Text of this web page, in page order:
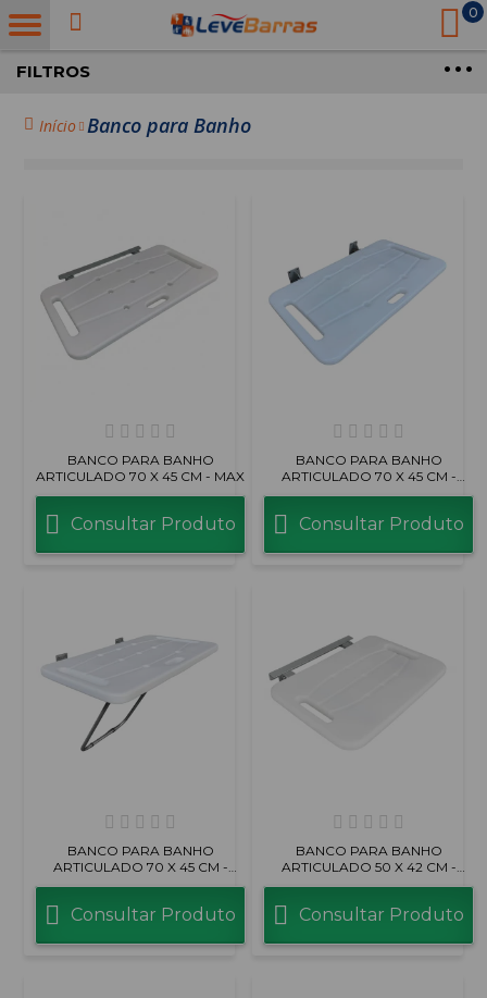
0
Início Banco para Banho
FILTROS
BANCO PARA BANHO
ARTICULADO 70 X 45 CM - MAX
Consultar Produto
BANCO PARA BANHO
ARTICULADO 70 X 45 CM -
PRIME
Consultar Produto
BANCO PARA BANHO
ARTICULADO 70 X 45 CM -
PRIME COM PÉ
Consultar Produto
BANCO PARA BANHO
ARTICULADO 50 X 42 CM -
COMPACTO
Consultar Produto